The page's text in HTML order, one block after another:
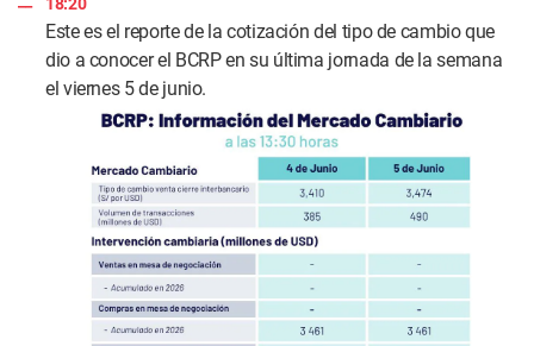
18:20
Este es el reporte de la cotización del tipo de cambio que
dio a conocer el BCRP en su última jornada de la semana
el viernes 5 de junio.